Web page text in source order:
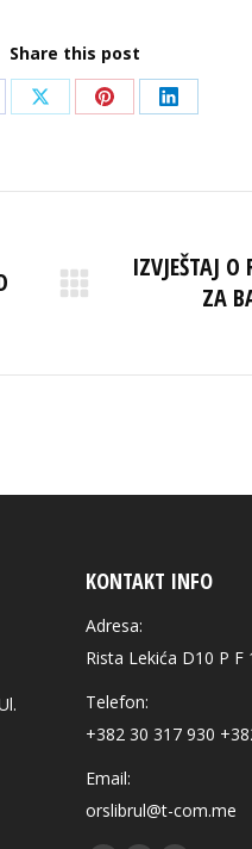
Share this post
Share Share Share
IZVJEŠTAJ
ZA
KONTAKT INFO
Adresa:
Rista Lekića D10 P F
Telefon:
+382 30 317 930
Email:
orslibrul@t-com.me